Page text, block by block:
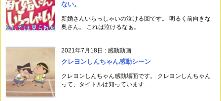
ない。
新婚さんいらっしゃいの泣ける回です。 明るく前向きな
奥さん。 これは泣けるなぁ。
2021年7月18日 : 感動動画
クレヨンしんちゃん感動シーン
クレヨンしんちゃん感動場面です。 クレヨンしんちゃん
って、タイトルは知っています ...